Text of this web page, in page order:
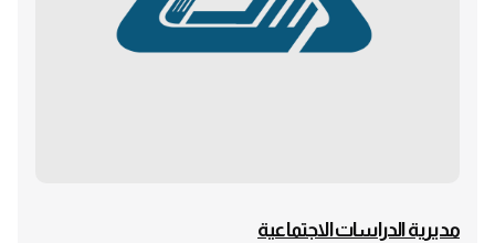
مديرية الدراسات الاجتماعية